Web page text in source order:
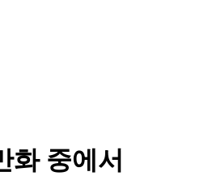
화 중에서